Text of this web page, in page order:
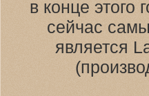
в конце
сейчас
является